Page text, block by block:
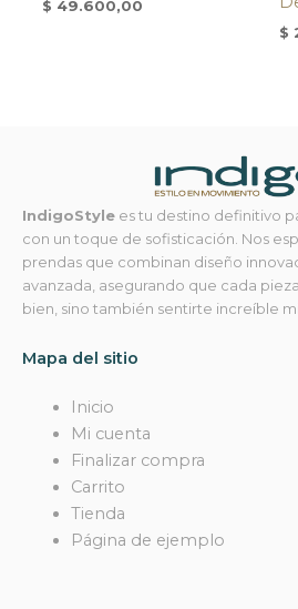
$ 49.600,00
$
IndigoStyle es tu destino definitivo
con un toque de sofisticación. Nos
prendas que combinan diseño
avanzada, asegurando que cada
bien, sino también sentirte increíble
Mapa del sitio
Inicio
Mi cuenta
Finalizar compra
Carrito
Tienda
Página de ejemplo